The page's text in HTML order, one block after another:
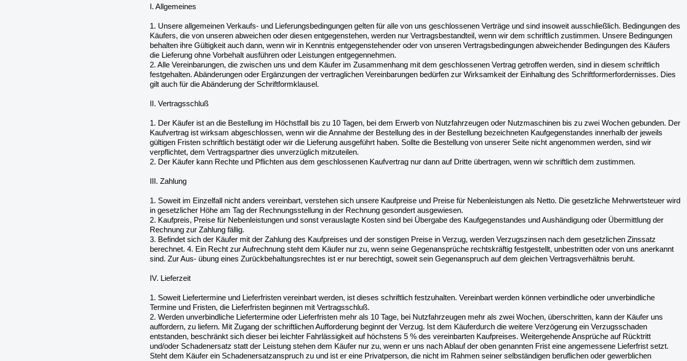
I. Allgemeines
1. Unsere allgemeinen Verkaufs- und Lieferungsbedingungen gelten für alle von uns geschlossenen Verträge und sind insoweit ausschließlich. Bedingungen des
Käufers, die von unseren abweichen oder diesen entgegenstehen, werden nur Vertragsbestandteil, wenn wir dem schriftlich zustimmen. Unsere Bedingungen
behalten ihre Gültigkeit auch dann, wenn wir in Kenntnis entgegenstehender oder von unseren Vertragsbedingungen abweichender Bedingungen des Käufers
die Lieferung ohne Vorbehalt ausführen oder Leistungen entgegennehmen.
2. Alle Vereinbarungen, die zwischen uns und dem Käufer im Zusammenhang mit dem geschlossenen Vertrag getroffen werden, sind in diesem schriftlich
festgehalten. Abänderungen oder Ergänzungen der vertraglichen Vereinbarungen bedürfen zur Wirksamkeit der Einhaltung des Schriftformerfordernisses. Dies
gilt auch für die Abänderung der Schriftformklausel.
II. Vertragsschluß
1. Der Käufer ist an die Bestellung im Höchstfall bis zu 10 Tagen, bei dem Erwerb von Nutzfahrzeugen oder Nutzmaschinen bis zu zwei Wochen gebunden. Der
Kaufvertrag ist wirksam abgeschlossen, wenn wir die Annahme der Bestellung des in der Bestellung bezeichneten Kaufgegenstandes innerhalb der jeweils
gültigen Fristen schriftlich bestätigt oder wir die Lieferung ausgeführt haben. Sollte die Bestellung von unserer Seite nicht angenommen werden, sind wir
verpflichtet, dem Vertragspartner dies unverzüglich mitzuteilen.
2. Der Käufer kann Rechte und Pflichten aus dem geschlossenen Kaufvertrag nur dann auf Dritte übertragen, wenn wir schriftlich dem zustimmen.
III. Zahlung
1. Soweit im Einzelfall nicht anders vereinbart, verstehen sich unsere Kaufpreise und Preise für Nebenleistungen als Netto. Die gesetzliche Mehrwertsteuer wird
in gesetzlicher Höhe am Tag der Rechnungsstellung in der Rechnung gesondert ausgewiesen.
2. Kaufpreis, Preise für Nebenleistungen und sonst verauslagte Kosten sind bei Übergabe des Kaufgegenstandes und Aushändigung oder Übermittlung der
Rechnung zur Zahlung fällig.
3. Befindet sich der Käufer mit der Zahlung des Kaufpreises und der sonstigen Preise in Verzug, werden Verzugszinsen nach dem gesetzlichen Zinssatz
berechnet. 4. Ein Recht zur Aufrechnung steht dem Käufer nur zu, wenn seine Gegenansprüche rechtskräftig festgestellt, unbestritten oder von uns anerkannt
sind. Zur Aus- übung eines Zurückbehaltungsrechtes ist er nur berechtigt, soweit sein Gegenanspruch auf dem gleichen Vertragsverhältnis beruht.
IV. Lieferzeit
1. Soweit Liefertermine und Lieferfristen vereinbart werden, ist dieses schriftlich festzuhalten. Vereinbart werden können verbindliche oder unverbindliche
Termine und Fristen, die Lieferfristen beginnen mit Vertragsschluß.
2. Werden unverbindliche Liefertermine oder Lieferfristen mehr als 10 Tage, bei Nutzfahrzeugen mehr als zwei Wochen, überschritten, kann der Käufer uns
auffordern, zu liefern. Mit Zugang der schriftlichen Aufforderung beginnt der Verzug. Ist dem Käuferdurch die weitere Verzögerung ein Verzugsschaden
entstanden, beschränkt sich dieser bei leichter Fahrlässigkeit auf höchstens 5 % des vereinbarten Kaufpreises. Weitergehende Ansprüche auf Rücktritt
und/oder Schadenersatz statt der Leistung stehen dem Käufer nur zu, wenn er uns nach Ablauf der oben genannten Frist eine angemessene Lieferfrist setzt.
Steht dem Käufer ein Schadenersatzanspruch zu und ist er eine Privatperson, die nicht im Rahmen seiner selbständigen beruflichen oder gewerblichen